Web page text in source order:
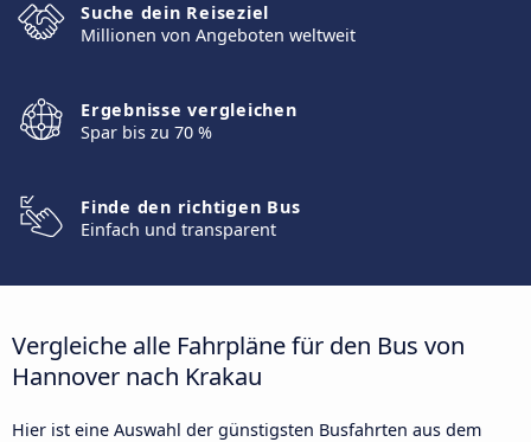
Suche dein Reiseziel
Millionen von Angeboten weltweit
Ergebnisse vergleichen
Spar bis zu 70 %
Finde den richtigen Bus
Einfach und transparent
Vergleiche alle Fahrpläne für den Bus von
Hannover nach Krakau
Hier ist eine Auswahl der günstigsten Busfahrten aus dem